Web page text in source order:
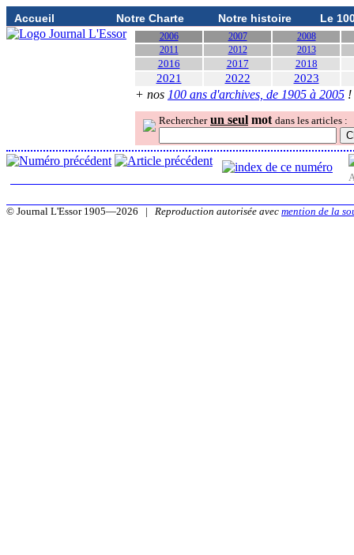
Accueil Notre Charte Notre histoire Le
2006 2007
2008
2011
2012 2013
2016 2017 2018
2021 2022 2023
+ nos 100 ans d'archives, de 1905 à 2005 !
Rechercher un seul mot dans les articles :
© Journal L'Essor 1905—2026 | Reproduction autorisée avec mention de la